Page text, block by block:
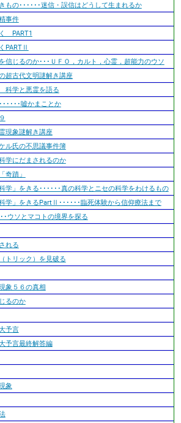
もの･･････迷信・誤信はどうして生まれるか
事件
PART1
PARTⅡ
信じるのか･･･ＵＦＯ，カルト，心霊，超能力のウソ
超古代文明謎解き講座
科学と悪霊を語る
･････嘘かまことか
現象謎解き講座
ル氏の不思議事件簿
学にだまされるのか
奇蹟」
学」をきる･･････真の科学とニセの科学をわけるもの
学」をきるPartⅡ･･････臨死体験から信仰療法まで
･ウソとマコトの境界を探る
れる
トリック）を見破る
象５６の真相
るのか
予言
予言最終解答編
象